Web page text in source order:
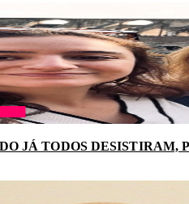
JÁ TODOS DESISTIRAM,